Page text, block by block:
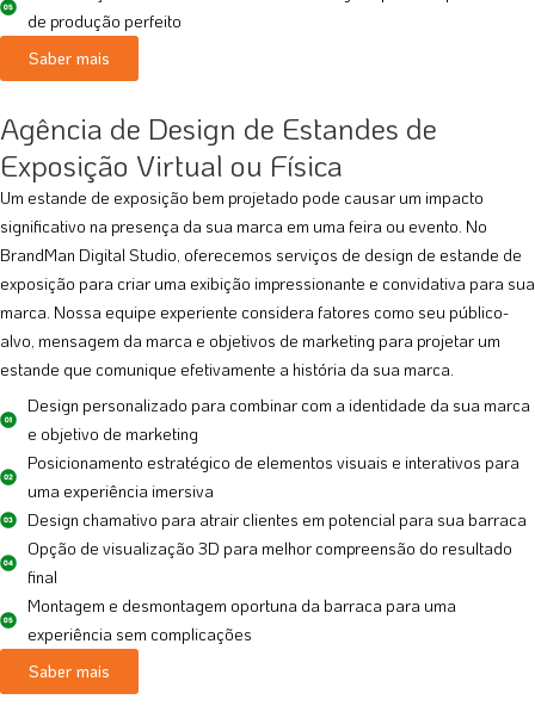
de produção perfeito
Saber mais
Agência de Design de Estandes de
Exposição Virtual ou Física
Um estande de exposição bem projetado pode causar um impacto
significativo na presença da sua marca em uma feira ou evento. No
BrandMan Digital Studio, oferecemos serviços de design de estande de
exposição para criar uma exibição impressionante e convidativa para sua
marca. Nossa equipe experiente considera fatores como seu público-
alvo, mensagem da marca e objetivos de marketing para projetar um
estande que comunique efetivamente a história da sua marca.
Design personalizado para combinar com a identidade da sua marca
e objetivo de marketing
Posicionamento estratégico de elementos visuais e interativos para
uma experiência imersiva
Design chamativo para atrair clientes em potencial para sua barraca
Opção de visualização 3D para melhor compreensão do resultado
final
Montagem e desmontagem oportuna da barraca para uma
experiência sem complicações
Saber mais